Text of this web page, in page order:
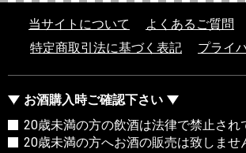
当サイトについて よくあるご質問
特定商取引法に基づく表記
プライ
お酒購入時ご確認下さい
20歳未満の方の飲酒は法律で禁止され
20歳未満の方へお酒の販売は致しませ